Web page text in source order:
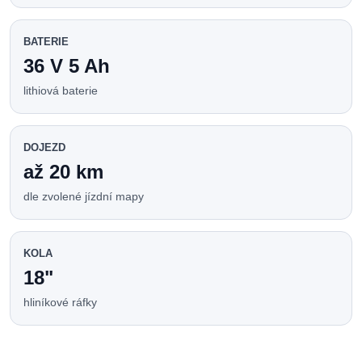
BATERIE
36 V 5 Ah
lithiová baterie
DOJEZD
až 20 km
dle zvolené jízdní mapy
KOLA
18"
hliníkové ráfky